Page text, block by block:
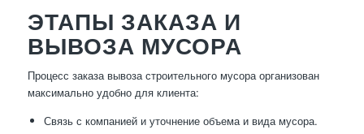
ЭТАПЫ ЗАКАЗА И
ВЫВОЗА МУСОРА
Процесс заказа вывоза строительного мусора организован
максимально удобно для клиента:
Связь с компанией и уточнение объема и вида мусора.